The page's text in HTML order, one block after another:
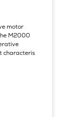
motor
M2000
characteris